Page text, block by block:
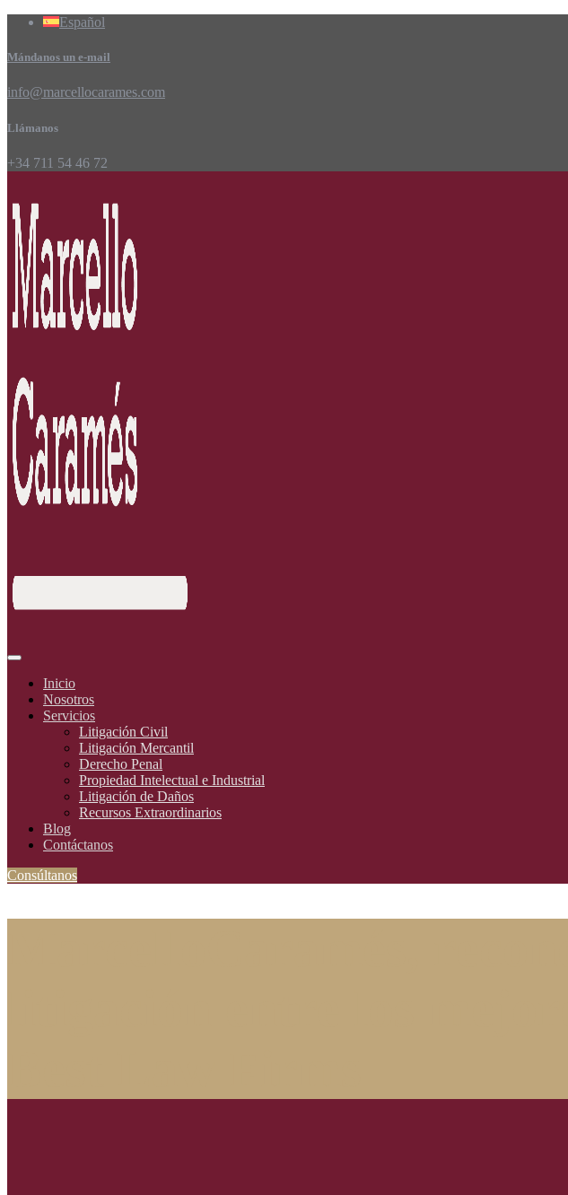
Español
Mándanos un e-mail
info@marcellocarames.com
Llámanos
+34 711 54 46 72
Inicio
Nosotros
Servicios
Litigación Civil
Litigación Mercantil
Derecho Penal
Propiedad Intelectual e Industrial
Litigación de Daños
Recursos Extraordinarios
Blog
Contáctanos
Consúltanos